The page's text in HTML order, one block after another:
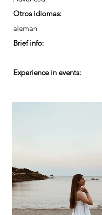
Otros idiomas:
aleman
Brief info:
Experience in events: